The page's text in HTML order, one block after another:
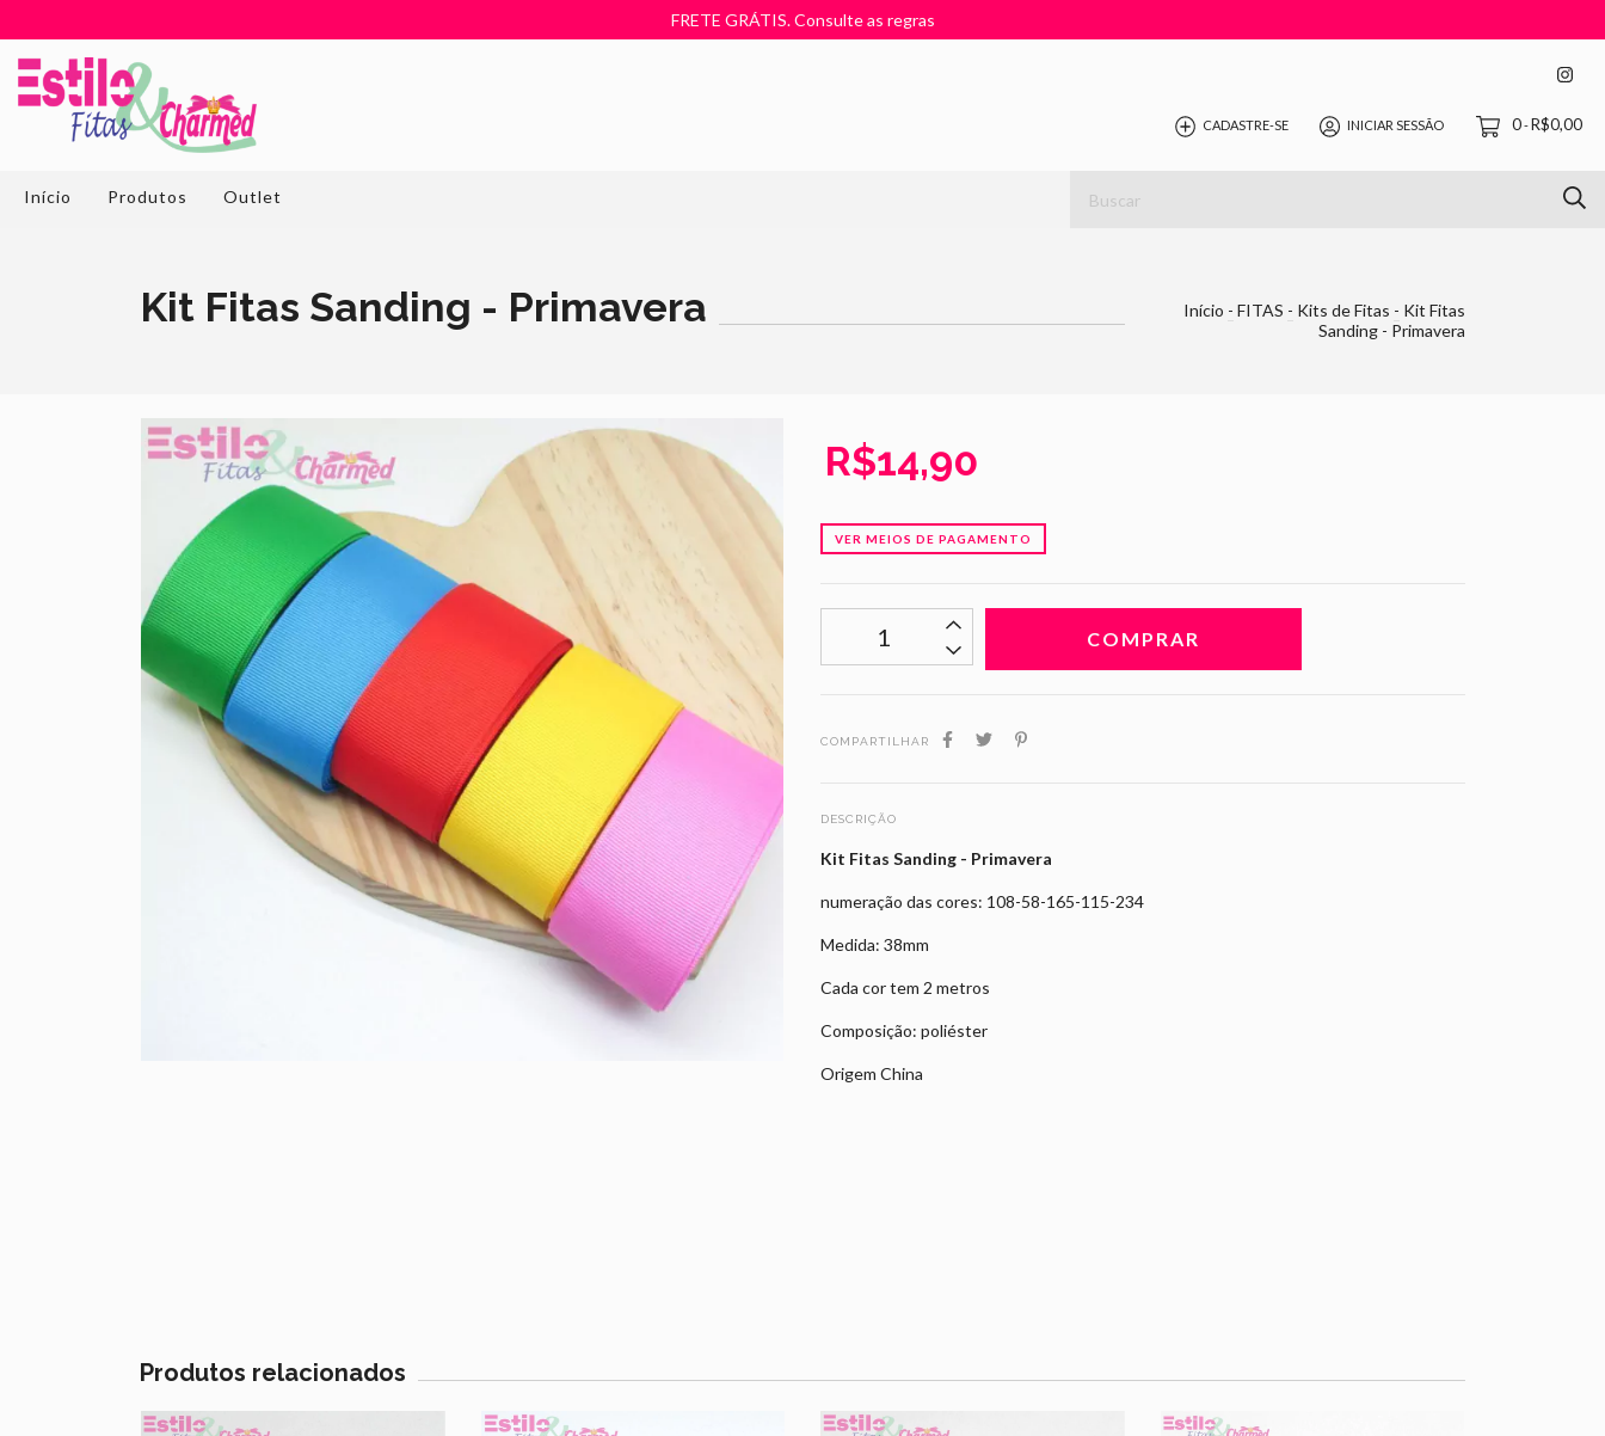
FRETE GRÁTIS. Consulte as regras
CADASTRE-SE INICIAR SESSÃO 0-R$0,00
Início Produtos Outlet
Kit Fitas Sanding - Primavera Início - FITAS - Kits de Fitas - Kit Fitas
Sanding - Primavera
R$14,90
VER MEIOS DE PAGAMENTO
COMPARTILHAR
DESCRIÇÃO
Kit Fitas Sanding - Primavera
numeração das cores: 108-58-165-115-234
Medida: 38mm
Cada cor tem 2 metros
Composição: poliéster
Origem China
Produtos relacionados